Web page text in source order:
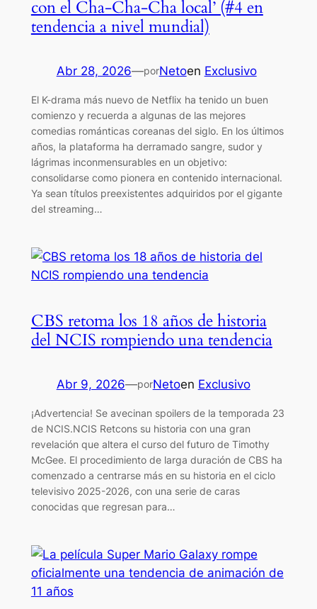
con el Cha-Cha-Cha local’ (#4 en
tendencia a nivel mundial)
Abr 28, 2026—porNetoen Exclusivo
El K-drama más nuevo de Netflix ha tenido un buen
comienzo y recuerda a algunas de las mejores
comedias románticas coreanas del siglo. En los últimos
años, la plataforma ha derramado sangre, sudor y
lágrimas inconmensurables en un objetivo:
consolidarse como pionera en contenido internacional.
Ya sean títulos preexistentes adquiridos por el gigante
del streaming…
CBS retoma los 18 años de historia
del NCIS rompiendo una tendencia
Abr 9, 2026—porNetoen Exclusivo
¡Advertencia! Se avecinan spoilers de la temporada 23
de NCIS.NCIS Retcons su historia con una gran
revelación que altera el curso del futuro de Timothy
McGee. El procedimiento de larga duración de CBS ha
comenzado a centrarse más en su historia en el ciclo
televisivo 2025-2026, con una serie de caras
conocidas que regresan para…